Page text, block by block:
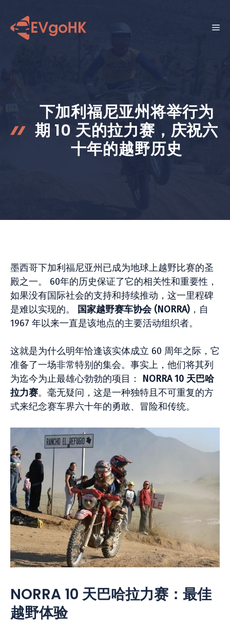
菜
下加利福尼亚州将举行为
期 10 天的拉力赛，庆祝六
十年的越野历史
墨西哥下加利福尼亚州已成为地球上越野比赛的圣
殿之一。 60年的历史保证了它的相关性和重要性，
如果没有国际社会的支持和持续推动，这一里程碑
是难以实现的。
国家越野赛车协会 (NORRA) ，自
1967 年以来一直是该地点的主要活动组织者。
这就是为什么明年恰逢该实体成立 60 周年之际，它
准备了一场非常特别的集会。事实上，他们将其列
为迄今为止最雄心勃勃的项目： NORRA 10 天巴哈
拉力赛。毫无疑问，这是一种独特且不可重复的方
式来纪念赛车界六十年的勇敢、冒险和传统。
NORRA 10 天巴哈拉力赛：最佳
越野体验